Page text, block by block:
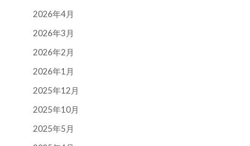
2026年4月
2026年3月
2026年2月
2026年1月
2025年12月
2025年10月
2025年5月